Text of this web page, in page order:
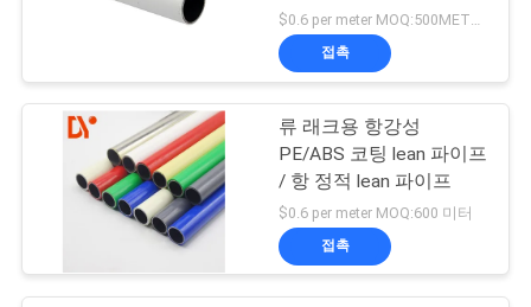
요
$0.6 per meter MOQ:500METERS
접촉
류 래크용 항강성
PE/ABS 코팅 lean 파이프
/ 항 정적 lean 파이프
$0.6 per meter MOQ:600 미터
접촉